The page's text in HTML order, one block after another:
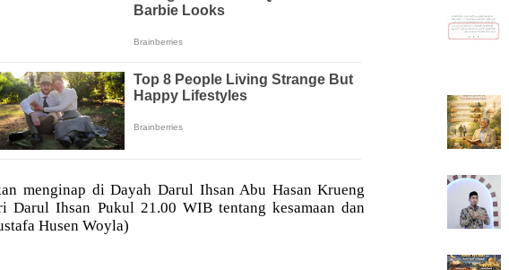
menginap di Dayah Darul Ihsan Abu Hasan Krueng
Ihsan Pukul 21.00 WIB tentang kesamaan dan
Husen Woyla)